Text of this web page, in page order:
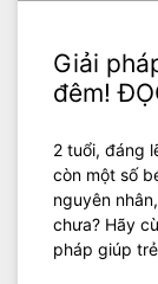
Giải
đêm!
2 tuổi, đáng
còn một số
nguyên
chưa? Hãy
pháp giúp